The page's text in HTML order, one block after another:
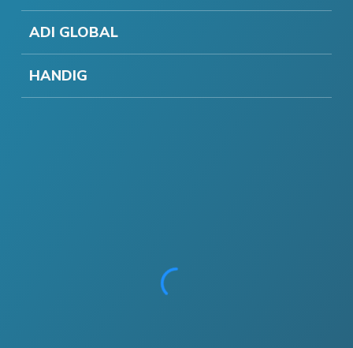
ADI GLOBAL
HANDIG